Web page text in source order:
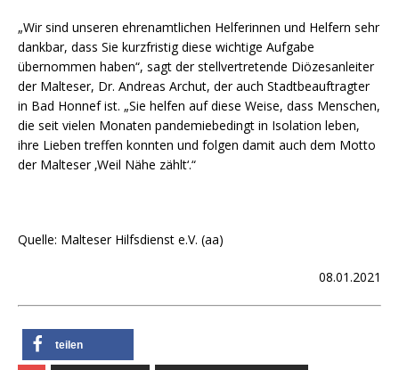
„Wir sind unseren ehrenamtlichen Helferinnen und Helfern sehr
dankbar, dass Sie kurzfristig diese wichtige Aufgabe
übernommen haben“, sagt der stellvertretende Diözesanleiter
der Malteser, Dr. Andreas Archut, der auch Stadtbeauftragter
in Bad Honnef ist. „Sie helfen auf diese Weise, dass Menschen,
die seit vielen Monaten pandemiebedingt in Isolation leben,
ihre Lieben treffen konnten und folgen damit auch dem Motto
der Malteser ‚Weil Nähe zählt‘.“
Quelle: Malteser Hilfsdienst e.V. (aa)
08.01.2021
teilen